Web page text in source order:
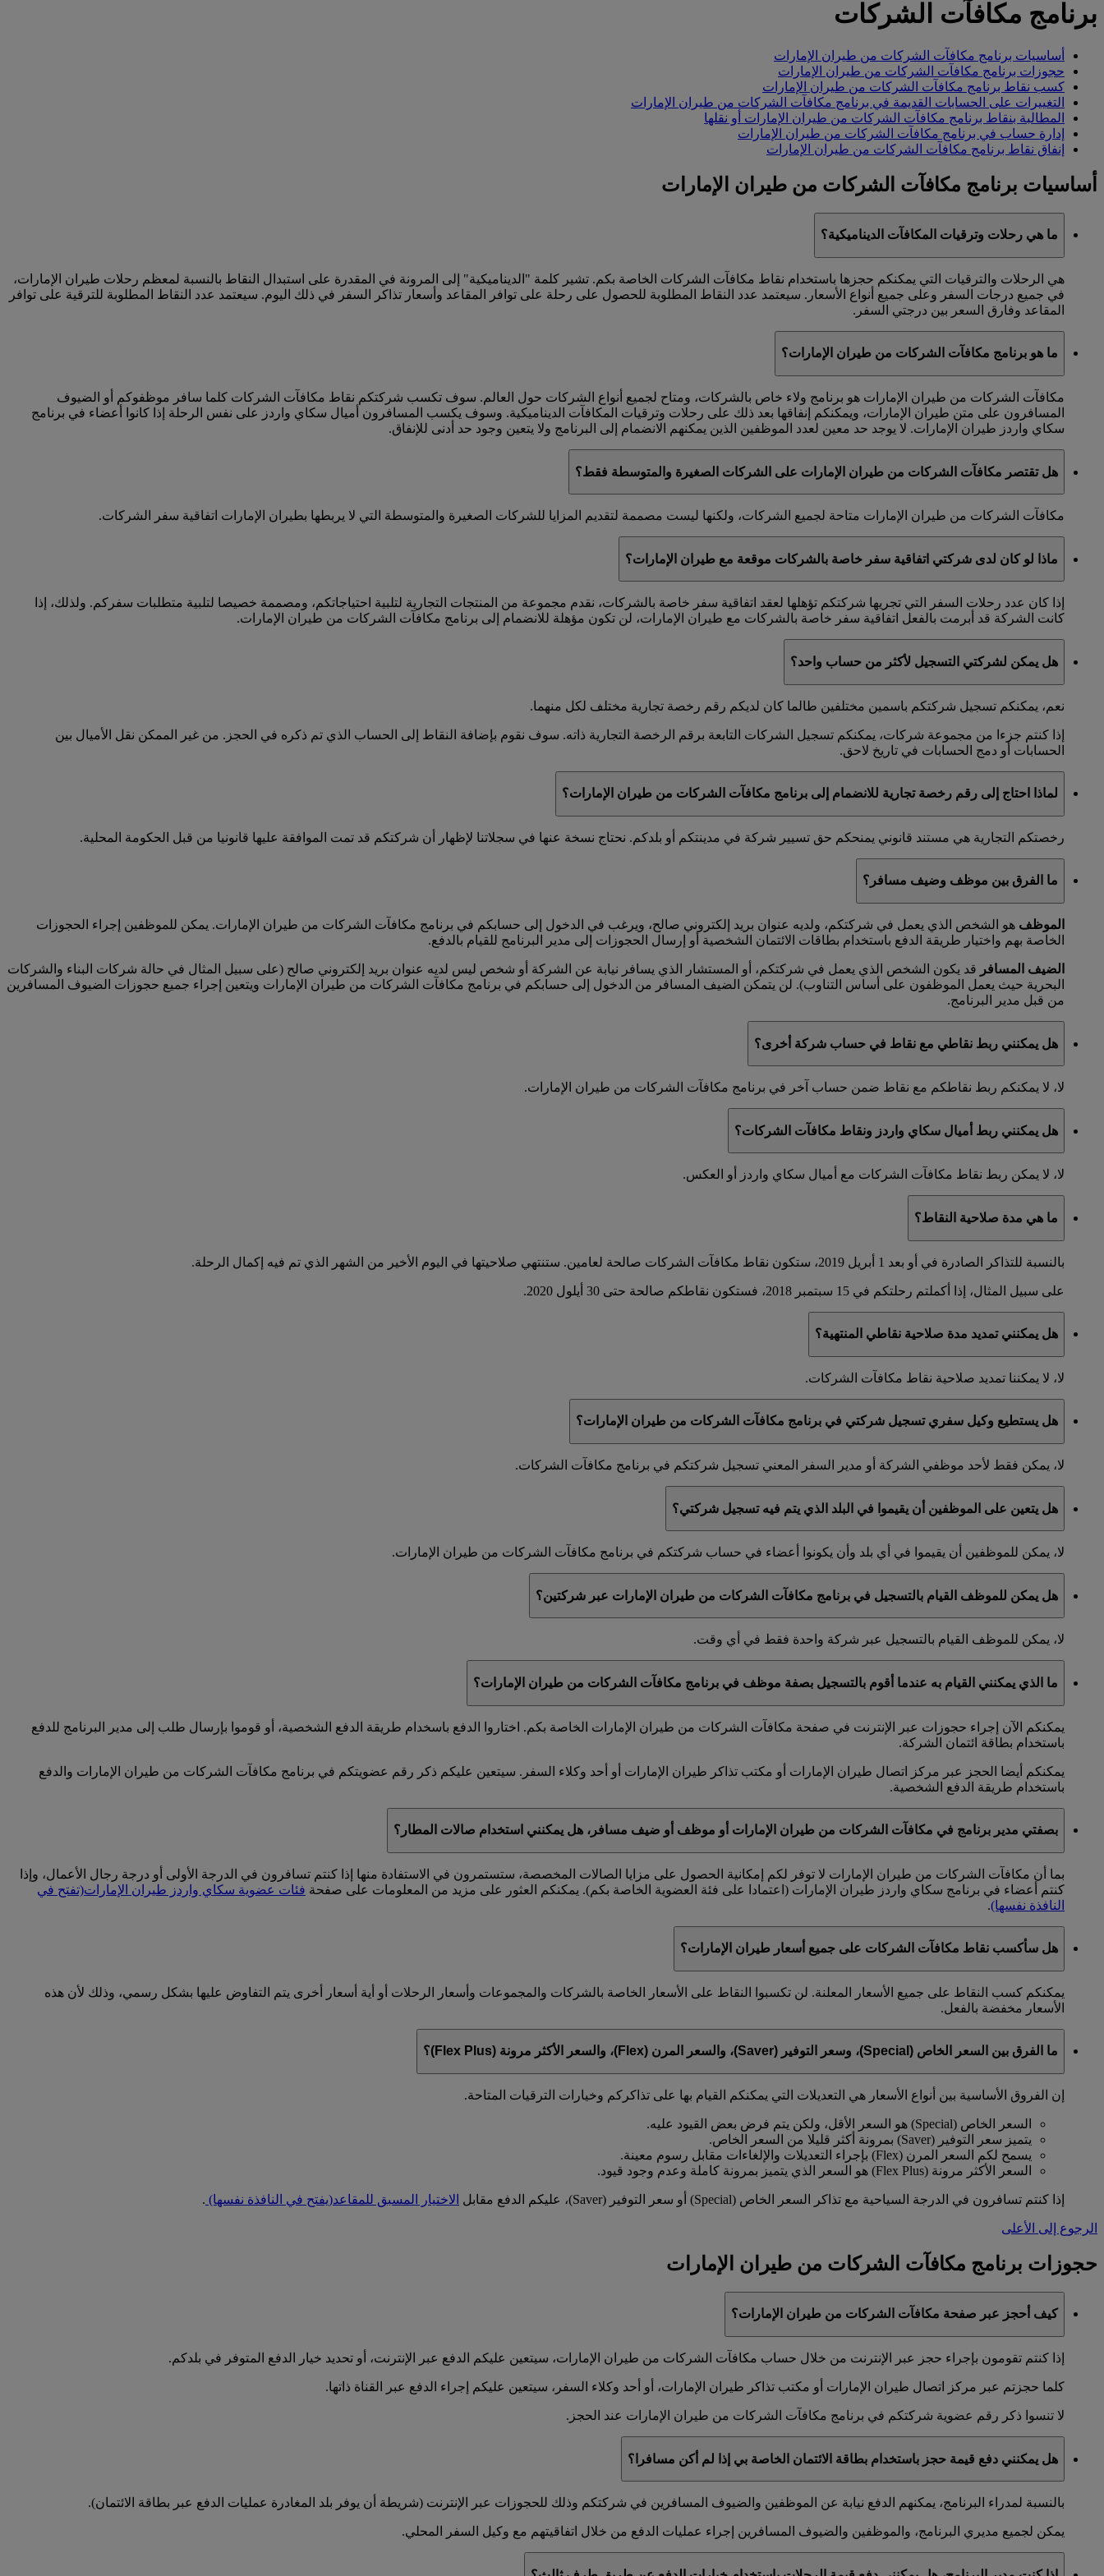
برنامج مكافآت الشركات
أساسيات برنامج مكافآت الشركات من طيران الإمارات
حجوزات برنامج مكافآت الشركات من طيران الإمارات
كسب نقاط برنامج مكافآت الشركات من طيران الإمارات
التغييرات على الحسابات القديمة في برنامج مكافآت الشركات من طيران الإمارات
المطالبة بنقاط برنامج مكافآت الشركات من طيران الإمارات أو نقلها
إدارة حساب في برنامج مكافآت الشركات من طيران الإمارات
إنفاق نقاط برنامج مكافآت الشركات من طيران الإمارات
أساسيات برنامج مكافآت الشركات من طيران الإمارات
ما هي رحلات وترقيات المكافآت الديناميكية؟
هي الرحلات والترقيات التي يمكنكم حجزها باستخدام نقاط مكافآت الشركات الخاصة بكم. تشير كلمة "الديناميكية" إلى المرونة في المقدرة على استبدال النقاط بالنسبة لمعظم رحلات طيران الإمارات،
في جميع درجات السفر وعلى جميع أنواع الأسعار. سيعتمد عدد النقاط المطلوبة للحصول على رحلة على توافر المقاعد وأسعار تذاكر السفر في ذلك اليوم. سيعتمد عدد النقاط المطلوبة للترقية على توافر
المقاعد وفارق السعر بين درجتي السفر.
ما هو برنامج مكافآت الشركات من طيران الإمارات؟
مكافآت الشركات من طيران الإمارات هو برنامج ولاء خاص بالشركات، ومتاح لجميع أنواع الشركات حول العالم. سوف تكسب شركتكم نقاط مكافآت الشركات كلما سافر موظفوكم أو الضيوف
المسافرون على متن طيران الإمارات، ويمكنكم إنفاقها بعد ذلك على رحلات وترقيات المكافآت الديناميكية. وسوف يكسب المسافرون أميال سكاي واردز على نفس الرحلة إذا كانوا أعضاء في برنامج
سكاي واردز طيران الإمارات. لا يوجد حد معين لعدد الموظفين الذين يمكنهم الانضمام إلى البرنامج ولا يتعين وجود حد أدنى للإنفاق.
هل تقتصر مكافآت الشركات من طيران الإمارات على الشركات الصغيرة والمتوسطة فقط؟
مكافآت الشركات من طيران الإمارات متاحة لجميع الشركات، ولكنها ليست مصممة لتقديم المزايا للشركات الصغيرة والمتوسطة التي لا يربطها بطيران الإمارات اتفاقية سفر الشركات.
ماذا لو كان لدى شركتي اتفاقية سفر خاصة بالشركات موقعة مع طيران الإمارات؟
إذا كان عدد رحلات السفر التي تجريها شركتكم تؤهلها لعقد اتفاقية سفر خاصة بالشركات، نقدم مجموعة من المنتجات التجارية لتلبية احتياجاتكم، ومصممة خصيصا لتلبية متطلبات سفركم. ولذلك، إذا
كانت الشركة قد أبرمت بالفعل اتفاقية سفر خاصة بالشركات مع طيران الإمارات، لن تكون مؤهلة للانضمام إلى برنامج مكافآت الشركات من طيران الإمارات.
هل يمكن لشركتي التسجيل لأكثر من حساب واحد؟
نعم، يمكنكم تسجيل شركتكم باسمين مختلفين طالما كان لديكم رقم رخصة تجارية مختلف لكل منهما.
إذا كنتم جزءا من مجموعة شركات، يمكنكم تسجيل الشركات التابعة برقم الرخصة التجارية ذاته. سوف نقوم بإضافة النقاط إلى الحساب الذي تم ذكره في الحجز. من غير الممكن نقل الأميال بين
الحسابات أو دمج الحسابات في تاريخ لاحق.
لماذا احتاج إلى رقم رخصة تجارية للانضمام إلى برنامج مكافآت الشركات من طيران الإمارات؟
رخصتكم التجارية هي مستند قانوني يمنحكم حق تسيير شركة في مدينتكم أو بلدكم. نحتاج نسخة عنها في سجلاتنا لإظهار أن شركتكم قد تمت الموافقة عليها قانونيا من قبل الحكومة المحلية.
ما الفرق بين موظف وضيف مسافر؟
الموظف هو الشخص الذي يعمل في شركتكم، ولديه عنوان بريد إلكتروني صالح، ويرغب في الدخول إلى حسابكم في برنامج مكافآت الشركات من طيران الإمارات. يمكن للموظفين إجراء الحجوزات
الخاصة بهم واختيار طريقة الدفع باستخدام بطاقات الائتمان الشخصية أو إرسال الحجوزات إلى مدير البرنامج للقيام بالدفع.
الضيف المسافر قد يكون الشخص الذي يعمل في شركتكم، أو المستشار الذي يسافر نيابة عن الشركة أو شخص ليس لديه عنوان بريد إلكتروني صالح (على سبيل المثال في حالة شركات البناء والشركات
البحرية حيث يعمل الموظفون على أساس التناوب). لن يتمكن الضيف المسافر من الدخول إلى حسابكم في برنامج مكافآت الشركات من طيران الإمارات ويتعين إجراء جميع حجوزات الضيوف المسافرين
من قبل مدير البرنامج.
هل يمكنني ربط نقاطي مع نقاط في حساب شركة أخرى؟
لا، لا يمكنكم ربط نقاطكم مع نقاط ضمن حساب آخر في برنامج مكافآت الشركات من طيران الإمارات.
هل يمكنني ربط أميال سكاي واردز ونقاط مكافآت الشركات؟
لا، لا يمكن ربط نقاط مكافآت الشركات مع أميال سكاي واردز أو العكس.
ما هي مدة صلاحية النقاط؟
بالنسبة للتذاكر الصادرة في أو بعد 1 أبريل 2019، ستكون نقاط مكافآت الشركات صالحة لعامين. ستنتهي صلاحيتها في اليوم الأخير من الشهر الذي تم فيه إكمال الرحلة.
على سبيل المثال، إذا أكملتم رحلتكم في 15 سبتمبر 2018، فستكون نقاطكم صالحة حتى 30 أيلول 2020.
هل يمكنني تمديد مدة صلاحية نقاطي المنتهية؟
لا، لا يمكننا تمديد صلاحية نقاط مكافآت الشركات.
هل يستطيع وكيل سفري تسجيل شركتي في برنامج مكافآت الشركات من طيران الإمارات؟
لا، يمكن فقط لأحد موظفي الشركة أو مدير السفر المعني تسجيل شركتكم في برنامج مكافآت الشركات.
هل يتعين على الموظفين أن يقيموا في البلد الذي يتم فيه تسجيل شركتي؟
لا، يمكن للموظفين أن يقيموا في أي بلد وأن يكونوا أعضاء في حساب شركتكم في برنامج مكافآت الشركات من طيران الإمارات.
هل يمكن للموظف القيام بالتسجيل في برنامج مكافآت الشركات من طيران الإمارات عبر شركتين؟
لا، يمكن للموظف القيام بالتسجيل عبر شركة واحدة فقط في أي وقت.
ما الذي يمكنني القيام به عندما أقوم بالتسجيل بصفة موظف في برنامج مكافآت الشركات من طيران الإمارات؟
يمكنكم الآن إجراء حجوزات عبر الإنترنت في صفحة مكافآت الشركات من طيران الإمارات الخاصة بكم. اختاروا الدفع باسخدام طريقة الدفع الشخصية، أو قوموا بإرسال طلب إلى مدير البرنامج للدفع
باستخدام بطاقة ائتمان الشركة.
يمكنكم أيضا الحجز عبر مركز اتصال طيران الإمارات أو مكتب تذاكر طيران الإمارات أو أحد وكلاء السفر. سيتعين عليكم ذكر رقم عضويتكم في برنامج مكافآت الشركات من طيران الإمارات والدفع
باستخدام طريقة الدفع الشخصية.
بصفتي مدير برنامج في مكافآت الشركات من طيران الإمارات أو موظف أو ضيف مسافر، هل يمكنني استخدام صالات المطار؟
بما أن مكافآت الشركات من طيران الإمارات لا توفر لكم إمكانية الحصول على مزايا الصالات المخصصة، ستستمرون في الاستفادة منها إذا كنتم تسافرون في الدرجة الأولى أو درجة رجال الأعمال، وإذا
كنتم أعضاء في برنامج سكاي واردز طيران الإمارات (اعتمادا على فئة العضوية الخاصة بكم). يمكنكم العثور على مزيد من المعلومات على صفحة فئات عضوية سكاي واردز طيران الإمارات(تفتح في
النافذة نفسها).
هل سأكسب نقاط مكافآت الشركات على جميع أسعار طيران الإمارات؟
يمكنكم كسب النقاط على جميع الأسعار المعلنة. لن تكسبوا النقاط على الأسعار الخاصة بالشركات والمجموعات وأسعار الرحلات أو أية أسعار أخرى يتم التفاوض عليها بشكل رسمي، وذلك لأن هذه
الأسعار مخفضة بالفعل.
ما الفرق بين السعر الخاص (Special)، وسعر التوفير (Saver)، والسعر المرن (Flex)، والسعر الأكثر مرونة (Flex Plus)؟
إن الفروق الأساسية بين أنواع الأسعار هي التعديلات التي يمكنكم القيام بها على تذاكركم وخيارات الترقيات المتاحة.
السعر الخاص (Special) هو السعر الأقل، ولكن يتم فرض بعض القيود عليه.
يتميز سعر التوفير (Saver) بمرونة أكثر قليلا من السعر الخاص.
يسمح لكم السعر المرن (Flex) بإجراء التعديلات والإلغاءات مقابل رسوم معينة.
السعر الأكثر مرونة (Flex Plus) هو السعر الذي يتميز بمرونة كاملة وعدم وجود قيود.
إذا كنتم تسافرون في الدرجة السياحية مع تذاكر السعر الخاص (Special) أو سعر التوفير (Saver)، عليكم الدفع مقابل الاختيار المسبق للمقاعد(يفتح في النافذة نفسها) .
الرجوع إلى الأعلى
حجوزات برنامج مكافآت الشركات من طيران الإمارات
كيف أحجز عبر صفحة مكافآت الشركات من طيران الإمارات؟
إذا كنتم تقومون بإجراء حجز عبر الإنترنت من خلال حساب مكافآت الشركات من طيران الإمارات، سيتعين عليكم الدفع عبر الإنترنت، أو تحديد خيار الدفع المتوفر في بلدكم.
كلما حجزتم عبر مركز اتصال طيران الإمارات أو مكتب تذاكر طيران الإمارات، أو أحد وكلاء السفر، سيتعين عليكم إجراء الدفع عبر القناة ذاتها.
لا تنسوا ذكر رقم عضوية شركتكم في برنامج مكافآت الشركات من طيران الإمارات عند الحجز.
هل يمكنني دفع قيمة حجز باستخدام بطاقة الائتمان الخاصة بي إذا لم أكن مسافرا؟
بالنسبة لمدراء البرنامج، يمكنهم الدفع نيابة عن الموظفين والضيوف المسافرين في شركتكم وذلك للحجوزات عبر الإنترنت (شريطة أن يوفر بلد المغادرة عمليات الدفع عبر بطاقة الائتمان).
يمكن لجميع مديري البرنامج، والموظفين والضيوف المسافرين إجراء عمليات الدفع من خلال اتفاقيتهم مع وكيل السفر المحلي.